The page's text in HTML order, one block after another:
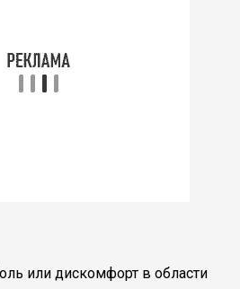
или дискомфорт в области